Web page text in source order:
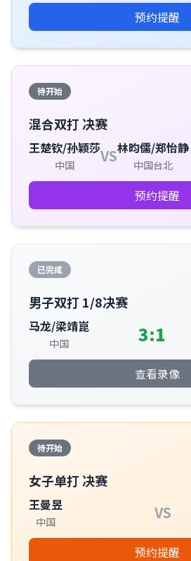
预约提醒
待开始
混合双打 决赛
王楚钦/孙颖莎
中国 VS林昀儒/郑怡静
中国台北
预约提醒
已完成
男子双打 1/8决赛
马龙/梁靖崑
中国 3:1
查看录像
待开始
女子单打 决赛
王曼昱
中国 VS
预约提醒